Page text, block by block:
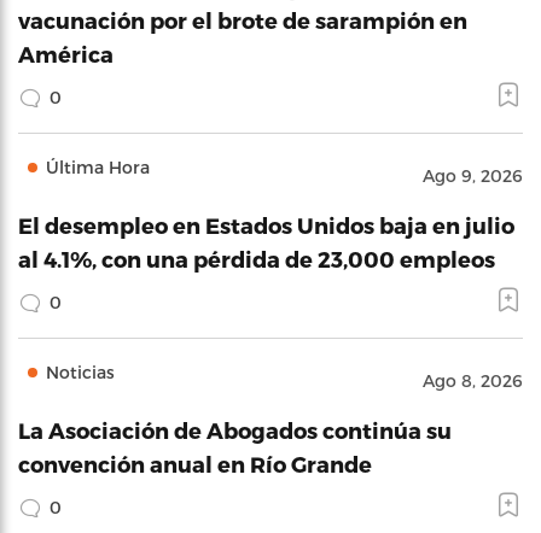
vacunación por el brote de sarampión en
América
0
Última Hora Ago 9, 2026
El desempleo en Estados Unidos baja en julio
al 4.1%, con una pérdida de 23,000 empleos
0
Noticias Ago 8, 2026
La Asociación de Abogados continúa su
convención anual en Río Grande
0